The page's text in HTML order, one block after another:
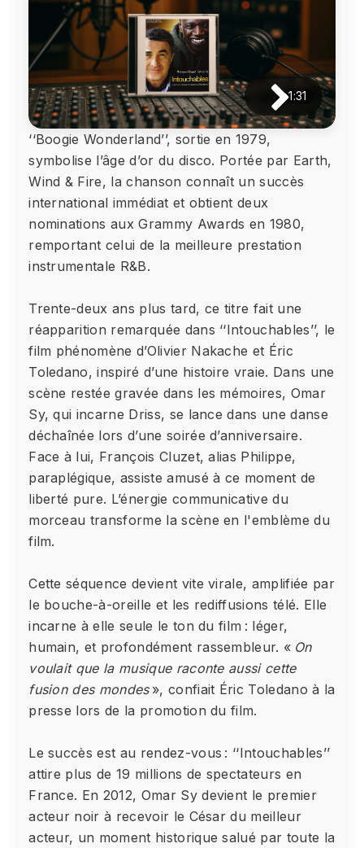
1:31
‘‘Boogie Wonderland’’, sortie en 1979,
symbolise l’âge d’or du disco. Portée par Earth,
Wind & Fire, la chanson connaît un succès
international immédiat et obtient deux
nominations aux Grammy Awards en 1980,
remportant celui de la meilleure prestation
instrumentale R&B.
Trente-deux ans plus tard, ce titre fait une
réapparition remarquée dans ‘‘Intouchables’’, le
film phénomène d’Olivier Nakache et Éric
Toledano, inspiré d’une histoire vraie. Dans une
scène restée gravée dans les mémoires, Omar
Sy, qui incarne Driss, se lance dans une danse
déchaînée lors d’une soirée d’anniversaire.
Face à lui, François Cluzet, alias Philippe,
paraplégique, assiste amusé à ce moment de
liberté pure. L’énergie communicative du
morceau transforme la scène en l'emblème du
film.
Cette séquence devient vite virale, amplifiée par
le bouche-à-oreille et les rediffusions télé. Elle
incarne à elle seule le ton du film : léger,
humain, et profondément rassembleur. « On
voulait que la musique raconte aussi cette
fusion des mondes», confiait Éric Toledano à la
presse lors de la promotion du film.
Le succès est au rendez-vous : ‘‘Intouchables’’
attire plus de 19 millions de spectateurs en
France. En 2012, Omar Sy devient le premier
acteur noir à recevoir le César du meilleur
acteur, un moment historique salué par toute la